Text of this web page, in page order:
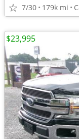
7/30 179k mi
$23,995